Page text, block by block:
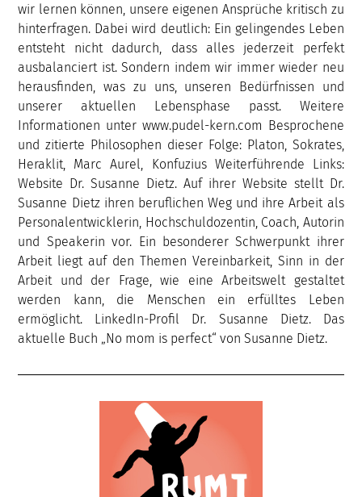
wir lernen können, unsere eigenen Ansprüche kritisch zu
hinterfragen. Dabei wird deutlich: Ein gelingendes Leben
entsteht nicht dadurch, dass alles jederzeit perfekt
ausbalanciert ist. Sondern indem wir immer wieder neu
herausfinden, was zu uns, unseren Bedürfnissen und
unserer aktuellen Lebensphase passt. Weitere
Informationen unter www.pudel-kern.com Besprochene
und zitierte Philosophen dieser Folge: Platon, Sokrates,
Heraklit, Marc Aurel, Konfuzius Weiterführende Links:
Website Dr. Susanne Dietz. Auf ihrer Website stellt Dr.
Susanne Dietz ihren beruflichen Weg und ihre Arbeit als
Personalentwicklerin, Hochschuldozentin, Coach, Autorin
und Speakerin vor. Ein besonderer Schwerpunkt ihrer
Arbeit liegt auf den Themen Vereinbarkeit, Sinn in der
Arbeit und der Frage, wie eine Arbeitswelt gestaltet
werden kann, die Menschen ein erfülltes Leben
ermöglicht. LinkedIn-Profil Dr. Susanne Dietz. Das
aktuelle Buch „No mom is perfect“ von Susanne Dietz.